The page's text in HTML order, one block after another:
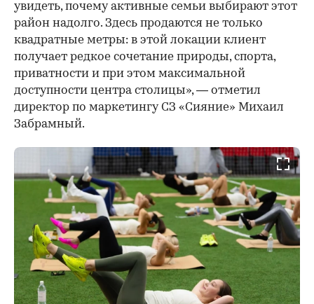
увидеть, почему активные семьи выбирают этот
район надолго. Здесь продаются не только
квадратные метры: в этой локации клиент
получает редкое сочетание природы, спорта,
приватности и при этом максимальной
доступности центра столицы», — отметил
директор по маркетингу СЗ «Сияние» Михаил
Забрамный.